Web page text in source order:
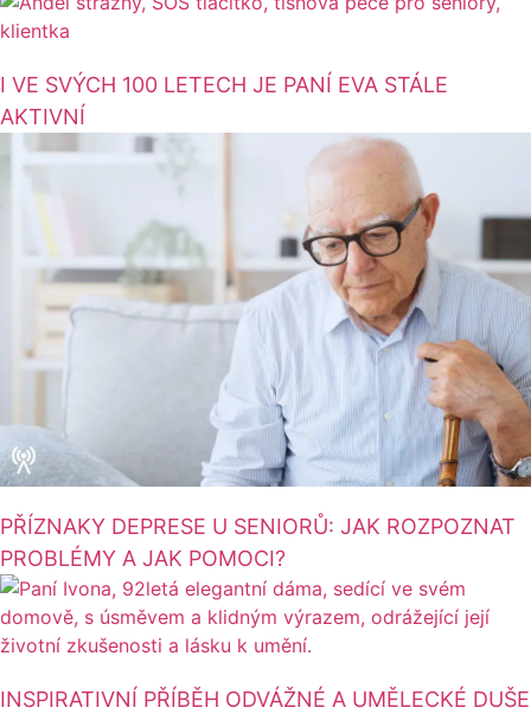
I VE SVÝCH 100 LETECH JE PANÍ EVA STÁLE
AKTIVNÍ
PŘÍZNAKY DEPRESE U SENIORŮ: JAK ROZPOZNAT
PROBLÉMY A JAK POMOCI?
INSPIRATIVNÍ PŘÍBĚH ODVÁŽNÉ A UMĚLECKÉ DUŠE